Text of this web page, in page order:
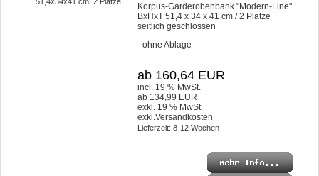
Korpus-Garderobenbank "Modern-Line"
BxHxT 51,4 x 34 x 41 cm / 2 Plätze
seitlich geschlossen
- ohne Ablage
ab 160,64 EUR
incl. 19 % MwSt.
ab 134,99 EUR
exkl. 19 % MwSt.
exkl.Versandkosten
Lieferzeit: 8-12 Wochen